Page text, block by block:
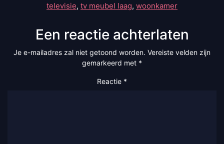
televisie, tv meubel laag, woonkamer
Een reactie achterlaten
Je e-mailadres zal niet getoond worden. Vereiste velden zijn
gemarkeerd met *
Reactie *